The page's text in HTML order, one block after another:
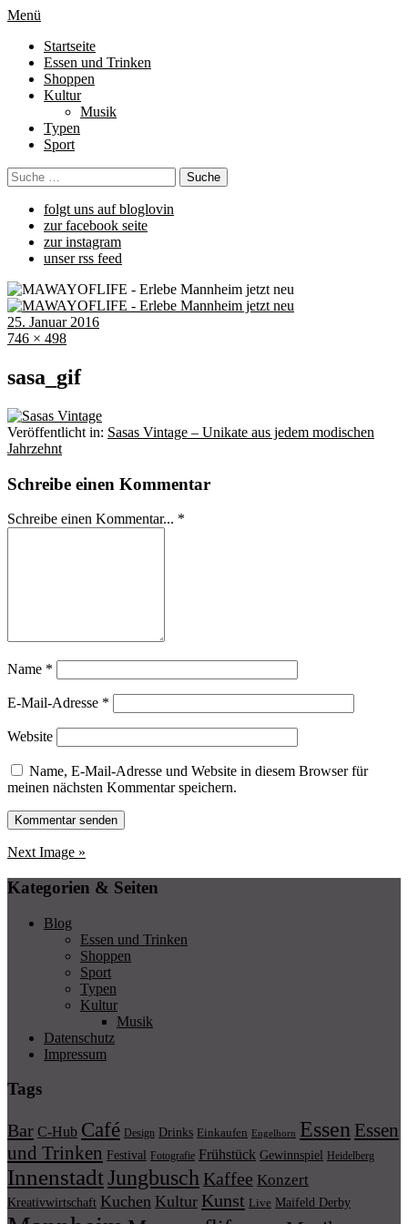
Menü
Startseite
Essen und Trinken
Shoppen
Kultur
Musik
Typen
Sport
folgt uns auf bloglovin
zur facebook seite
zur instagram
unser rss feed
25. Januar 2016
746 × 498
sasa_gif
Veröffentlicht in: Sasas Vintage – Unikate aus jedem modischen
Jahrzehnt
Schreibe einen Kommentar
Schreibe einen Kommentar... *
Name *
E-Mail-Adresse *
Website
Name, E-Mail-Adresse und Website in diesem Browser für
meinen nächsten Kommentar speichern.
Next Image »
Kategorien & Seiten
Blog
Essen und Trinken
Shoppen
Sport
Typen
Kultur
Musik
Datenschutz
Impressum
Tags
Bar C-Hub Café Design Drinks Einkaufen Engelhorn Essen Essen
und Trinken Festival Fotografie Frühstück Gewinnspiel Heidelberg
InnenstadtJungbusch Kaffee Konzert
Kreativwirtschaft Kuchen Kultur Kunst Live Maifeld Derby